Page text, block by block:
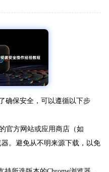
确保安全，可以遵循以下步
官方网站或应用商店（如
器。避免从不明来源下载，以免